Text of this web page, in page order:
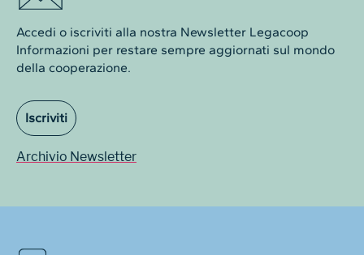
Accedi o iscriviti alla nostra Newsletter Legacoop
Informazioni per restare sempre aggiornati sul mondo
della cooperazione.
Iscriviti
Archivio Newsletter